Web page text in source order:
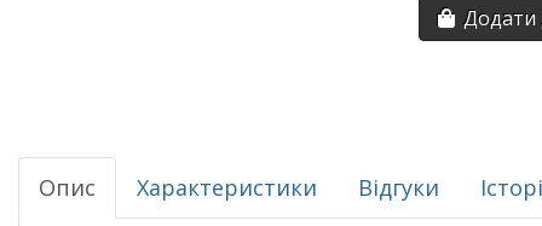
Додати
Опис Характеристики Відгуки